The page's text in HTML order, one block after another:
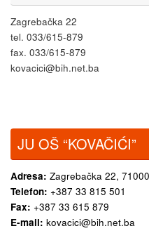
Zagrebačka 22
tel. 033/615-879
fax. 033/615-879
kovacici@bih.net.ba
JU OŠ “KOVAČIĆI”
Adresa: Zagrebačka 22,
Telefon: +387 33 815 501
Fax: +387 33 615 879
E-mail: kovacici@bih.net.ba